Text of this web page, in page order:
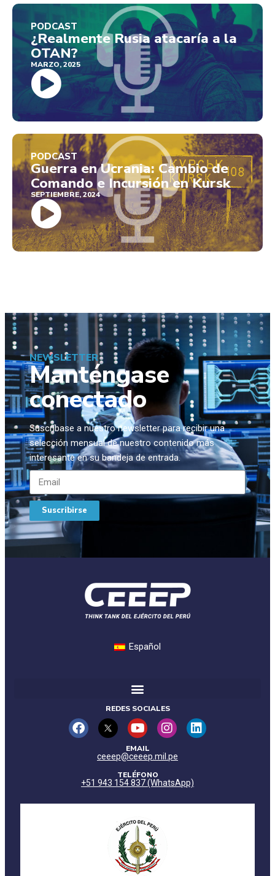
PODCAST
¿Realmente Rusia atacaría a la
OTAN?
MARZO, 2025
PODCAST
Guerra en Ucrania: Cambio de
Comando e Incursión en Kursk
SEPTIEMBRE, 2024
NEWSLETTER
Manténgase
conectado
Suscríbase a nuestro newsletter para recibir una
selección mensual de nuestro contenido más
interesante en su bandeja de entrada.
Suscribirse
Español
REDES SOCIALES
EMAIL
ceeep@ceeep.mil.pe
TELÉFONO
+51 943 154 837 (WhatsApp)